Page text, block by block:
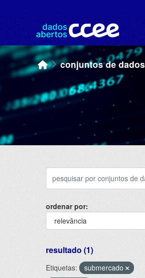
conjuntos de dados
ordenar por
resultado (1)
Etiquetas:
submercado